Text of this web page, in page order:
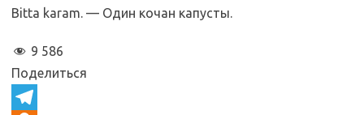
Bitta karam. — Один кочан капусты.
9 586
Поделиться